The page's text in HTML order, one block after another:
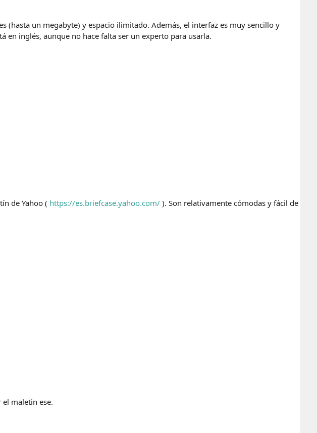
(hasta un megabyte) y espacio ilimitado. Además, el interfaz es muy sencillo y
en inglés, aunque no hace falta ser un experto para usarla.
de Yahoo ( https://es.briefcase.yahoo.com/ ). Son relativamente cómodas y fácil de
maletin ese.